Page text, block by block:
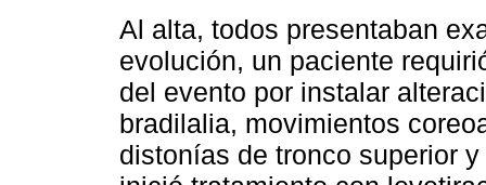
Al alta, todos presentaban
evolución, un paciente
del evento por instalar
bradilalia, movimientos
distonías de tronco superior